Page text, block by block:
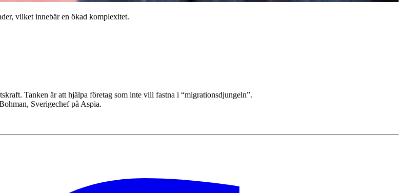
vilket innebär en ökad komplexitet.
Tanken är att hjälpa företag som inte vill fastna i “migrationsdjungeln”.
Sverigechef på Aspia.